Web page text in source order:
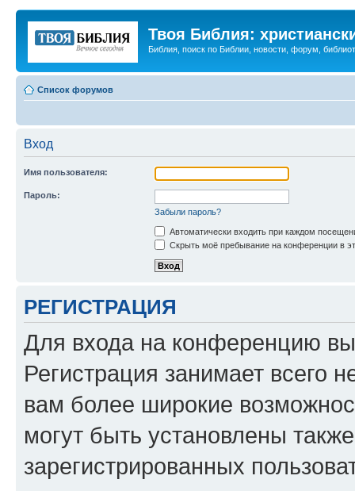
Твоя Библия:
Библия, поиск по Библии, новости, форум,
Список форумов
Вход
Имя пользователя:
Пароль:
Забыли пароль?
Автоматически входить при каждом
Скрыть моё пребывание на конференции в
РЕГИСТРАЦИЯ
Для входа на конференцию
Регистрация занимает всего
вам более широкие
могут быть установлены
зарегистрированных